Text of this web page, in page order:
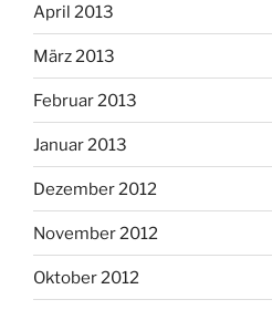
April 2013
März 2013
Februar 2013
Januar 2013
Dezember 2012
November 2012
Oktober 2012